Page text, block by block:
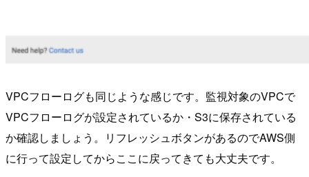
VPCフローログも同じような感じです。監視対象のVPCで
VPCフローログが設定されているか・S3に保存されている
か確認しましょう。リフレッシュボタンがあるのでAWS側
に行って設定してからここに戻ってきても大丈夫です。